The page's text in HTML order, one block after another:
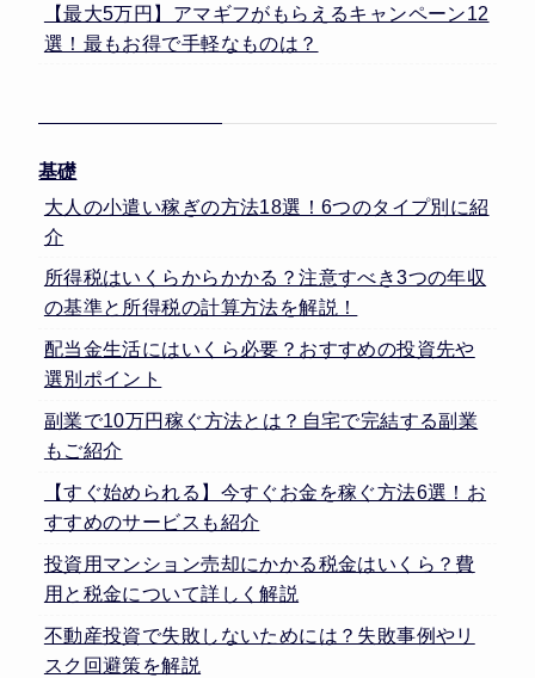
【最大5万円】アマギフがもらえるキャンペーン12
選！最もお得で手軽なものは？
基礎
大人の小遣い稼ぎの方法18選！6つのタイプ別に紹
介
所得税はいくらからかかる？注意すべき3つの年収
の基準と所得税の計算方法を解説！
配当金生活にはいくら必要？おすすめの投資先や
選別ポイント
副業で10万円稼ぐ方法とは？自宅で完結する副業
もご紹介
【すぐ始められる】今すぐお金を稼ぐ方法6選！お
すすめのサービスも紹介
投資用マンション売却にかかる税金はいくら？費
用と税金について詳しく解説
不動産投資で失敗しないためには？失敗事例やリ
スク回避策を解説